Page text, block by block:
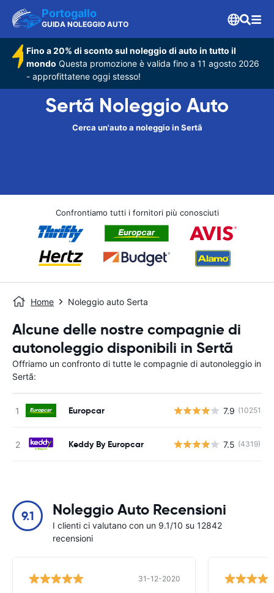
Portogallo
GUIDA NOLEGGIO AUTO
Fino a 20% di sconto sul noleggio di auto in tutto il
mondo Questa promozione è valida fino a 11 agosto 2026
- approfittatene oggi stesso!
Sertã Noleggio Auto
Cerca un'auto a noleggio in Sertã
Confrontiamo tutti i fornitori più conosciuti
Home Noleggio auto Serta
Alcune delle nostre compagnie di
autonoleggio disponibili in Sertã
Offriamo un confronto di tutte le compagnie di autonoleggio in
Sertã:
Europcar 7.9 (10251)
Keddy By Europcar 7.5 (4319)
9.1 Noleggio Auto Recensioni
I clienti ci valutano con un 9.1/10 su 12842
recensioni
31-12-2020